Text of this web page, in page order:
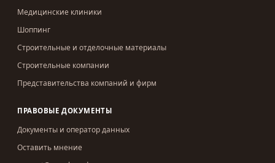
Медицинские клиники
Шоппинг
Строительные и отделочные материалы
Строительные компании
Представительства компаний и фирм
ПРАВОВЫЕ ДОКУМЕНТЫ
Документы и оператор данных
Оставить мнение